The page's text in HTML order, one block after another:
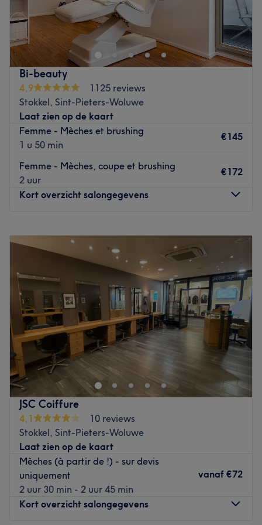
Mes Anges est un salon de coiffure situé à Woluwe-Saint-
Lambert, à proximité de l'arrêt de métro Alma et en face
du Point bar. Une équipe souriante et professionnelle vous
accueille chaleureusement dans leur temple de la
coiffure. Que ce soit pour une nouvelle coupe de cheveux,
une coloration ou un balayage, votre coiffeur veillera à
vous offrir un service personnalisé pour un résultat qui
saura mettre en valeur vos atouts !
Go to venue
Bi-beauty
4,9
1125 reviews
Stokkel, Sint-Pieters-Woluwe
Laat zien op de kaart
Femme - Mèches et brushing
1 u 50 min
€145
Femme - Mèches, coupe et brushing
2 uur
€172
Kort overzicht salongegevens
Woensdag
Gesloten
18:30
Vrijdag
09:00–18:30
Zaterdag
09:00–18:30
Zondag
Gesloten
Bi-beauty est un très joli salon de beauté situé à dans le
quartier Stockel à Bruxelles.
Vous prenez place dans un endroit décoré avec goût,
lumineux et confortable.
C'est la très agréable et professionnelle Bahija qui vous
accueille chaleureusement. Elle vous propose son
expertise pour des soins de qualité avec des produits au
top signés BioBalance et OPI.
Sublimez votre visage avec un soin du visage 100% bio et
retrouvez un teint lumineux et plus jeune ! Manucures,
JSC Coiffure
4,1
10 reviews
Stokkel, Sint-Pieters-Woluwe
Laat zien op de kaart
Mèches (à partir de !) - sur devis
uniquement
2 uur 30 min - 2 uur 45 min
vanaf €72
Kort overzicht salongegevens